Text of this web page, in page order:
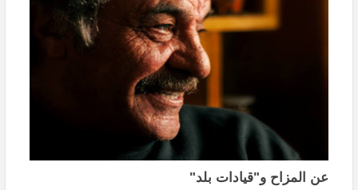
عن المزاح و"قيادات بلد"